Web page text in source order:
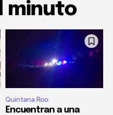
minuto
Quintana Roo
Encuentran a una